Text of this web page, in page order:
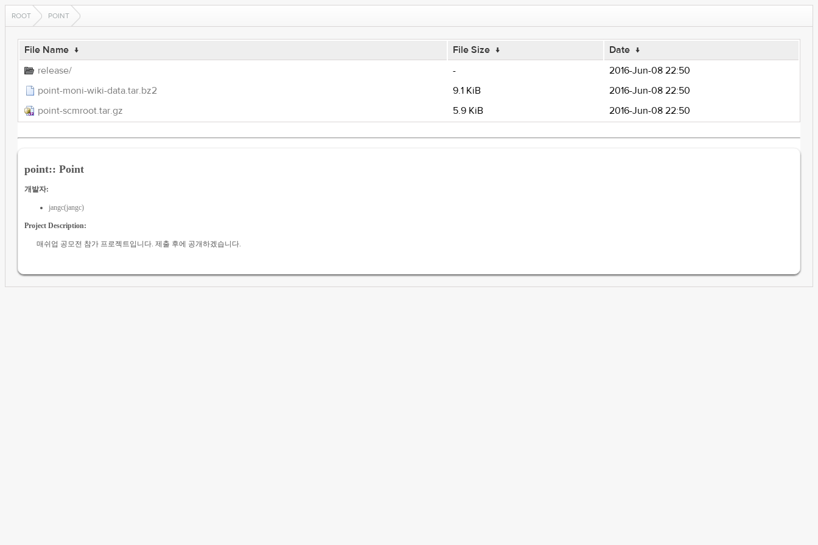
ROOT POINT
File Name ↓ File Size ↓ Date ↓
release/
-
2016-Jun-08 22:50
point-moni-wiki-data.tar.bz2
9.1 KiB
2016-Jun-08 22:50
point-scmroot.tar.gz
5.9 KiB 2016-Jun-08 22:50
point:: Point
개발자:
jangc(jangc)
Project Description:
매쉬업 공모전 참가 프로젝트입니다. 제출 후에 공개하겠습니다.